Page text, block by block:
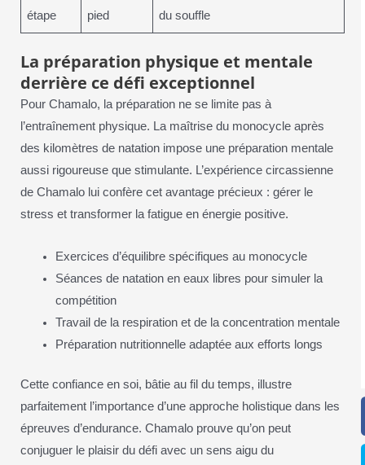
étape pied du souffle
La préparation physique et mentale
derrière ce défi exceptionnel
Pour Chamalo, la préparation ne se limite pas à
l’entraînement physique. La maîtrise du monocycle après
des kilomètres de natation impose une préparation mentale
aussi rigoureuse que stimulante. L’expérience circassienne
de Chamalo lui confère cet avantage précieux : gérer le
stress et transformer la fatigue en énergie positive.
Exercices d’équilibre spécifiques au monocycle
Séances de natation en eaux libres pour simuler la
compétition
Travail de la respiration et de la concentration mentale
Préparation nutritionnelle adaptée aux efforts longs
Cette confiance en soi, bâtie au fil du temps, illustre
parfaitement l’importance d’une approche holistique dans les
épreuves d’endurance. Chamalo prouve qu’on peut
conjuguer le plaisir du défi avec un sens aigu du